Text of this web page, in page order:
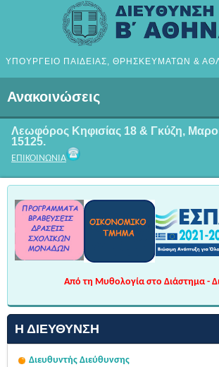
ΥΠΟΥΡΓΕΙΟ ΠΑΙΔΕΙΑΣ, ΘΡΗΣΚΕΥΜΑΤΩΝ &
Ανακοινώσεις
Λεωφόρος Κηφισίας 18 & Γκύζη,
15125.
ΕΠΙΚΟΙΝΩΝΙΑ
Από τη Μυθολογία στο Διάστημα -
Η ΔΙΕΎΘΥΝΣΗ
Διευθυντής Διεύθυνσης